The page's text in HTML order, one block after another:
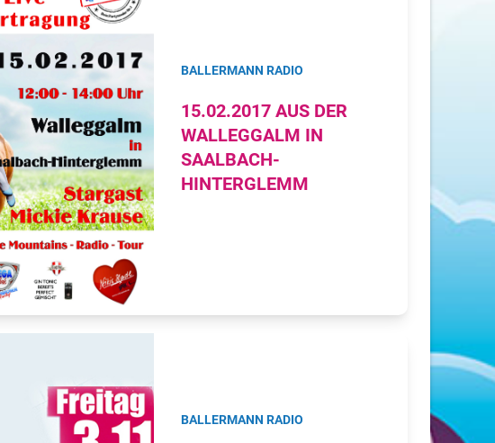
BALLERMANN RADIO
15.02.2017 AUS DER
WALLEGGALM IN
SAALBACH-
HINTERGLEMM
BALLERMANN RADIO